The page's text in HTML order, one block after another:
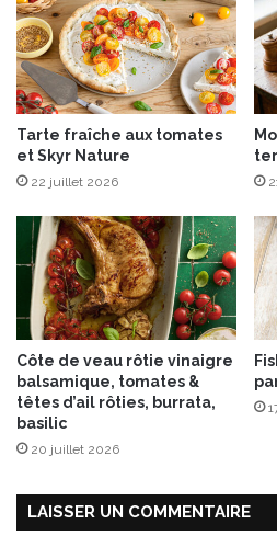
u
p
h
i
n
o
i
s
Tarte fraîche aux tomates
et Skyr Nature
22 juillet 2026
Côte de veau rôtie vinaigre
balsamique, tomates &
têtes d’ail rôties, burrata,
basilic
20 juillet 2026
LAISSER UN COMMENTAIRE